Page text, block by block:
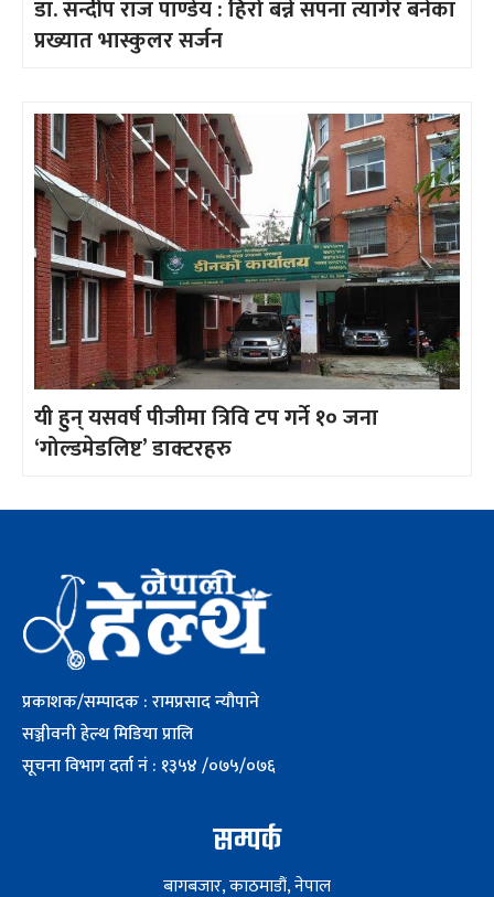
डा. सन्दीप राज पाण्डेय : हिरो बन्ने सपना त्यागेर बनेका
प्रख्यात भास्कुलर सर्जन
यी हुन् यसवर्ष पीजीमा त्रिवि टप गर्ने १० जना
‘गोल्डमेडलिष्ट’ डाक्टरहरु
प्रकाशक/सम्पादक : रामप्रसाद न्यौपाने
सञ्जीवनी हेल्थ मिडिया प्रालि
सूचना विभाग दर्ता नं : १३५४ /०७५/०७६
सम्पर्क
बागबजार, काठमाडौं, नेपाल